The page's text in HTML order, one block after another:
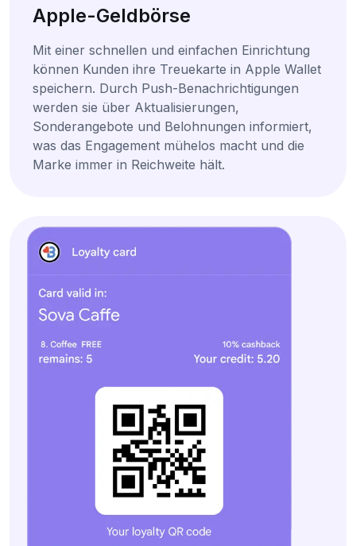
Apple-Geldbörse
Mit einer schnellen und einfachen Einrichtung
können Kunden ihre Treuekarte in Apple Wallet
speichern. Durch Push-Benachrichtigungen
werden sie über Aktualisierungen,
Sonderangebote und Belohnungen informiert,
was das Engagement mühelos macht und die
Marke immer in Reichweite hält.